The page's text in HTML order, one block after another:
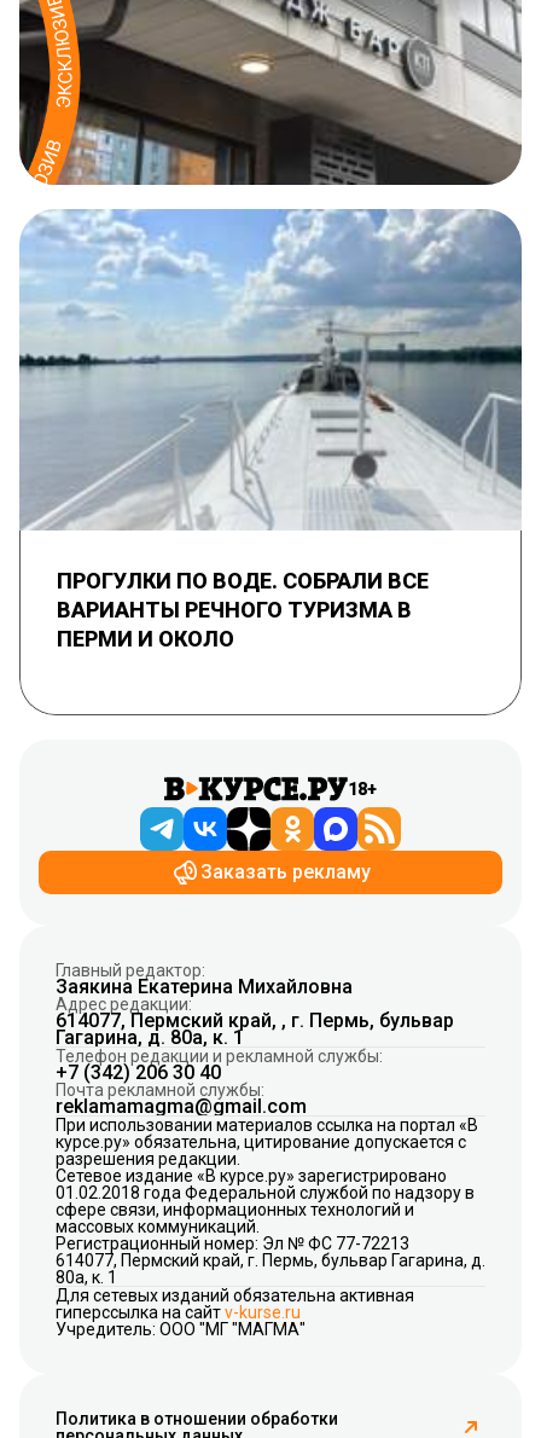
ПРОГУЛКИ ПО ВОДЕ. СОБРАЛИ ВСЕ
ВАРИАНТЫ РЕЧНОГО ТУРИЗМА В
ПЕРМИ И ОКОЛО
18+
Заказать рекламу
Главный редактор:
Заякина Екатерина Михайловна
Адрес редакции:
614077, Пермский край, , г. Пермь, бульвар
Гагарина, д. 80а, к. 1
Телефон редакции и рекламной службы:
+7 (342) 206 30 40
Почта рекламной службы:
reklamamagma@gmail.com
При использовании материалов ссылка на портал «В
курсе.ру» обязательна, цитирование допускается с
разрешения редакции.
Сетевое издание «В курсе.ру» зарегистрировано
01.02.2018 года Федеральной службой по надзору в
сфере связи, информационных технологий и
массовых коммуникаций.
Регистрационный номер: Эл № ФС 77-72213
614077, Пермский край, г. Пермь, бульвар Гагарина, д.
80а, к. 1
Для сетевых изданий обязательна активная
гиперссылка на сайтv-kurse.ru
Учредитель: ООО "МГ "МАГМА"
Политика в отношении обработки